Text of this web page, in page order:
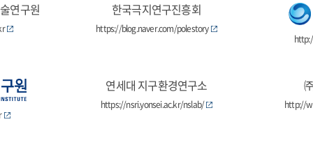
연구원 한국극지연구진흥회
https://blog.naver.com/polestory
연세대 지구환경연구소
https://nsri.yonsei.ac.kr/nslab/ http://